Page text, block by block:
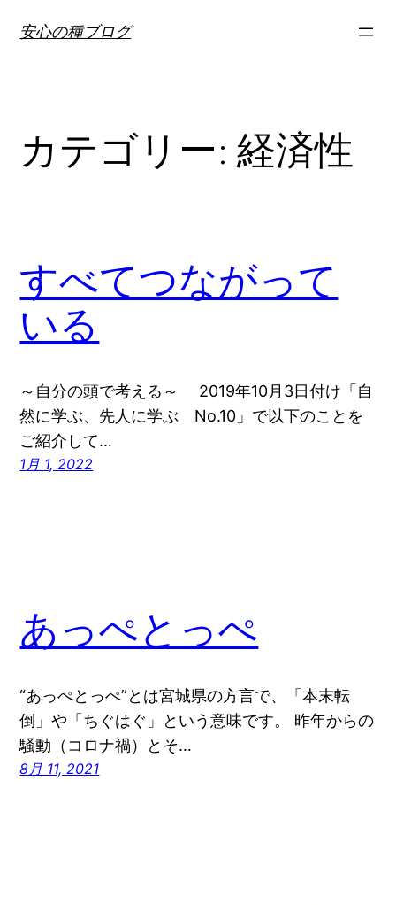
安心の種ブログ
カテゴリー:経済性
すべてつながって
いる
～自分の頭で考える～ 2019年10月3日付け「自
然に学ぶ、先人に学ぶ No.10」で以下のことを
ご紹介して…
1月 1, 2022
あっぺとっぺ
“あっぺとっぺ”とは宮城県の方言で、「本末転
倒」や「ちぐはぐ」という意味です。 昨年からの
騒動（コロナ禍）とそ…
8月 11, 2021